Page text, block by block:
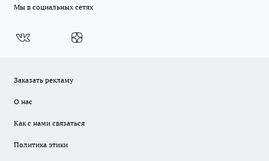
Мы в социальных сетях
Заказать рекламу
О нас
Как с нами связаться
Политика этики